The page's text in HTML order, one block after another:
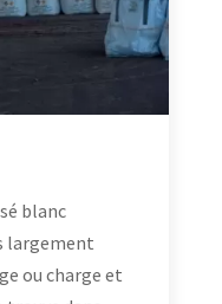
blanc
largement
ou charge et